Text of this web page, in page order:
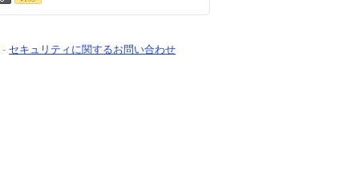
- セキュリティに関するお問い合わせ